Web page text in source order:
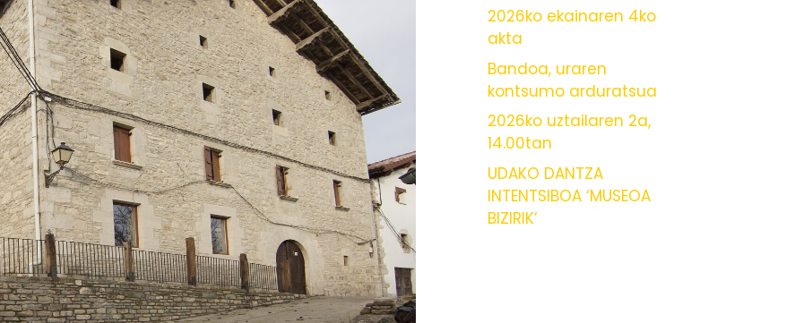
2026ko ekainaren 4ko
akta
Bandoa, uraren
kontsumo arduratsua
2026ko uztailaren 2a,
14.00tan
UDAKO DANTZA
INTENTSIBOA ‘MUSEOA
BIZIRIK’